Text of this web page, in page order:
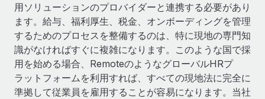
用ソリューションのプロバイダーと連携する必要があり
ます。給与、福利厚生、税金、オンボーディングを管理
するためのプロセスを整備するのは、特に現地の専門知
識がなければすぐに複雑になります。このような国で採
用を始める場合、RemoteのようなグローバルHRプ
ラットフォームを利用すれば、すべての現地法に完全に
準拠して従業員を雇用することが容易になります。当社